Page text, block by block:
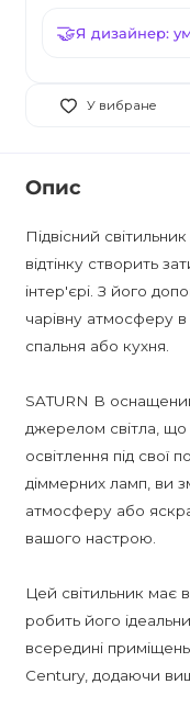
Я дизайнер:
У вибране
Опис
Підвісний
відтінку створить
інтер'єрі. З його
чарівну атмосферу в
спальня або кухня.
SATURN B
джерелом світла, що
освітлення під свої
діммерних ламп, ви
атмосферу або
вашого настрою.
Цей світильник має
робить його
всередині
Century, додаючи